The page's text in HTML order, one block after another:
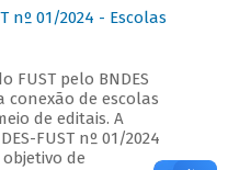
nº 01/2024 - Escolas
FUST pelo BNDES
conexão de escolas
de editais. A
FUST nº 01/2024
de